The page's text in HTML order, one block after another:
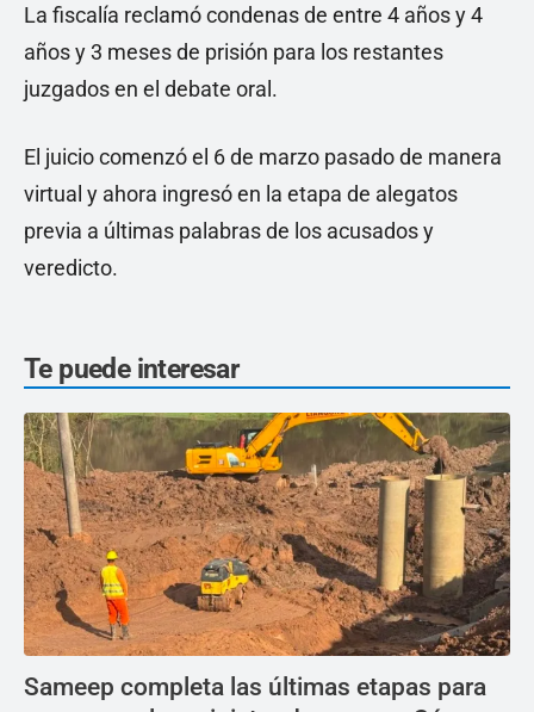
La fiscalía reclamó condenas de entre 4 años y 4
años y 3 meses de prisión para los restantes
juzgados en el debate oral.
El juicio comenzó el 6 de marzo pasado de manera
virtual y ahora ingresó en la etapa de alegatos
previa a últimas palabras de los acusados y
veredicto.
Te puede interesar
Sameep completa las últimas etapas para